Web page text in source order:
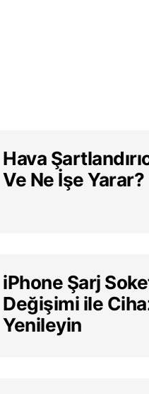
Hava
Ve Ne İşe Yarar?
iPhone Şarj
Değişimi ile
Yenileyin